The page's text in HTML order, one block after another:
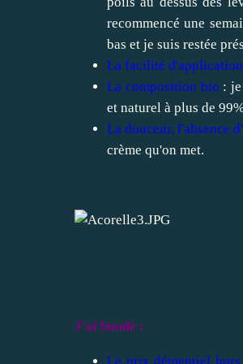
recommencé une
bas et je suis restée
La facilité d'application
La composition bio :
et naturel à plus de
La douceur, l'absence
crème qu'on met.
J'ai boudé :